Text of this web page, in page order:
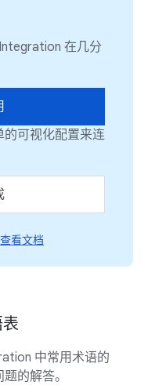
在几分
可视化配置来连
查看文档
中常用术语的
的解答。